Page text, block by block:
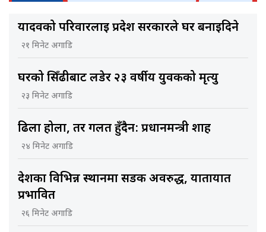
यादवको परिवारलाई प्रदेश सरकारले घर बनाइदिने
२१ मिनेट अगाडि
घरको सिँढीबाट लडेर २३ वर्षीय युवकको मृत्यु
२३ मिनेट अगाडि
ढिला होला, तर गलत हुँदैन: प्रधानमन्त्री शाह
२४ मिनेट अगाडि
देशका विभिन्न स्थानमा सडक अवरुद्ध, यातायात
प्रभावित
२६ मिनेट अगाडि